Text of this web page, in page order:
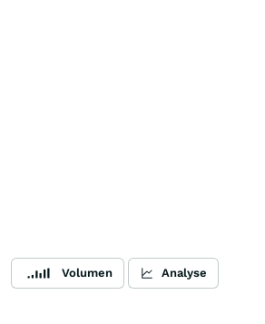
Volumen Analyse